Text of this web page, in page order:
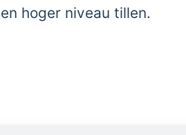
hoger niveau tillen.